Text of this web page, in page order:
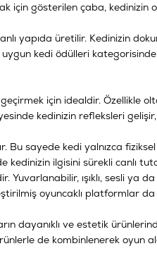
için gösterilen çaba, kedinizin
yapıda üretilir. Kedinizin
kedi ödülleri kategorisinden
için idealdir. Özellikle
kedinizin refleksleri
Bu sayede kedi yalnızca
kedinizin ilgisini sürekli canlı
ışıklı, sesli ya
oyuncaklı platformlar da
dayanıklı ve estetik
de kombinlenerek oyun